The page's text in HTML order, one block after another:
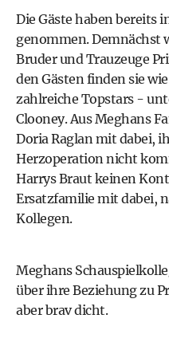
Die Gäste haben bereits
genommen. Demnächst
Bruder und Trauzeuge
den Gästen finden sie
zahlreiche Topstars -
Clooney. Aus Meghans
Doria Raglan mit dabei,
Herzoperation nicht
Harrys Braut keinen
Ersatzfamilie mit dabei,
Kollegen.
Meghans
über ihre Beziehung zu
aber brav dicht.